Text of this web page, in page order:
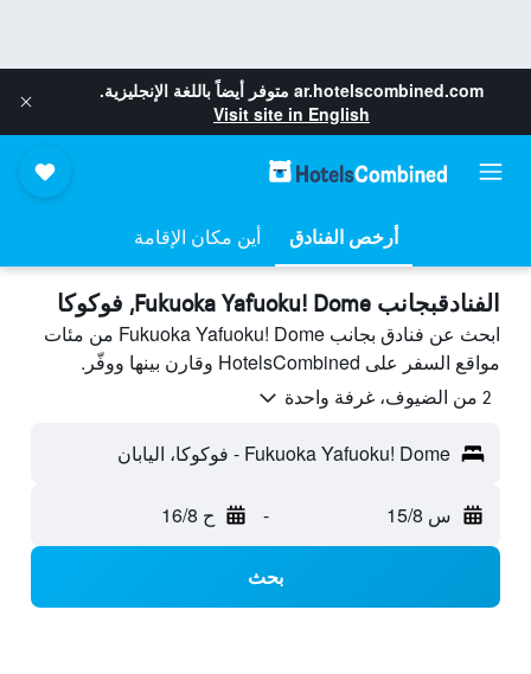
ar.hotelscombined.com متوفر أيضاً باللغة الإنجليزية.
Visit site in English
أرخص الفنادق أين مكان الإقامة
الفنادقبجانب Fukuoka Yafuoku! Dome, فوكوكا
ابحث عن فنادق بجانب Fukuoka Yafuoku! Dome من مئات
مواقع السفر على HotelsCombined وقارن بينها ووفّر.
2 من الضيوف، غرفة واحدة
Fukuoka Yafuoku! Dome - فوكوكا، اليابان
س 15/8 - ح 16/8
بحث